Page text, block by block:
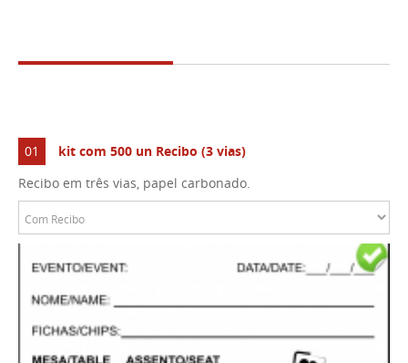
01
kit com 500 un Recibo (3 vias)
Recibo em três vias, papel carbonado.